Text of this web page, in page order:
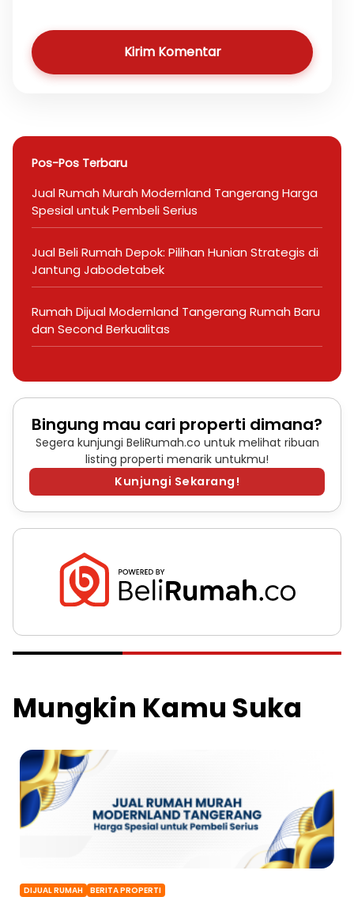
Kirim Komentar
Pos-Pos Terbaru
Jual Rumah Murah Modernland Tangerang Harga
Spesial untuk Pembeli Serius
Jual Beli Rumah Depok: Pilihan Hunian Strategis di
Jantung Jabodetabek
Rumah Dijual Modernland Tangerang Rumah Baru
dan Second Berkualitas
Bingung mau cari properti dimana?
Segera kunjungi BeliRumah.co untuk melihat ribuan
listing properti menarik untukmu!
Kunjungi Sekarang!
Mungkin Kamu Suka
DIJUAL RUMAH BERITA PROPERTI